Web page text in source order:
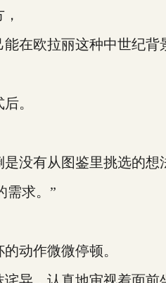
欧拉丽这种中世纪背
。
有从图鉴里挑选的想
求。”
动作微微停顿。